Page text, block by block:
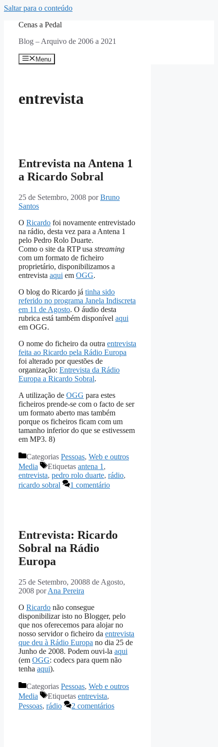
Saltar para o conteúdo
Cenas a Pedal
Blog – Arquivo de 2006 a 2021
Menu
entrevista
Entrevista na Antena 1
a Ricardo Sobral
25 de Setembro, 2008 porBruno
Santos
O Ricardo foi novamente entrevistado
na rádio, desta vez para a Antena 1
pelo Pedro Rolo Duarte.
Como o site da RTP usa streaming
com um formato de ficheiro
proprietário, disponibilizamos a
entrevista aqui em OGG.
O blog do Ricardo já tinha sido
referido no programa Janela Indiscreta
em 11 de Agosto. O áudio desta
rubrica está também disponível aqui
em OGG.
O nome do ficheiro da outra entrevista
feita ao Ricardo pela Rádio Europa
foi alterado por questões de
organização: Entrevista da Rádio
Europa a Ricardo Sobral.
A utilização de OGG para estes
ficheiros prende-se com o facto de ser
um formato aberto mas também
porque os ficheiros ficam com um
tamanho inferior do que se estivessem
em MP3. 8)
Categorias Pessoas, Web e outros
Media
Etiquetas antena 1 ,
entrevista, pedro rolo duarte, rádio,
ricardo sobral
1 comentário
Entrevista: Ricardo
Sobral na Rádio
Europa
25 de Setembro, 20088 de Agosto,
2008 porAna Pereira
O Ricardo não consegue
disponibilizar isto no Blogger, pelo
que nos oferecemos para alojar no
nosso servidor o ficheiro da entrevista
que deu à Rádio Europa no dia 25 de
Junho de 2008. Podem ouvi-la aqui
(em OGG: codecs para quem não
tenha aqui).
Categorias Pessoas, Web e outros
Media
Etiquetas entrevista,
Pessoas, rádio 2 comentários